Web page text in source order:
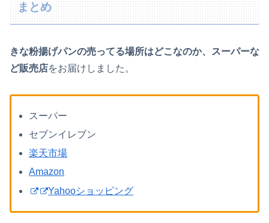
まとめ
きな粉揚げパンの売ってる場所はどこなのか、スーパーな
ど販売店をお届けしました。
スーパー
セブンイレブン
楽天市場
Amazon
Yahooショッピング